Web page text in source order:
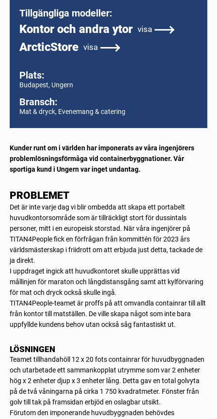
Tillgängliga modeller:
Kontor och andra ytor visa
ArcticStore visa
Plats:
Budapest, Ungern
Bransch:
Mat & dryck, Evenemang & catering
Kunder runt om i världen har imponerats av våra ingenjörers
problemlösningsförmåga vid containerbyggnationer. Vår
sportiga kund i Ungern var inget undantag.
PROBLEMET
Det är inte varje dag vi blir ombedda att skapa ett portabelt
huvudkontorsområde som är tillräckligt stort för dussintals
personer, mitt i en europeisk storstad. När våra ingenjörer på
TITAN4People fick en förfrågan från kommittén för 2023 års
världsmästerskap i friidrott om att erbjuda just detta, tackade de
ja direkt.
I uppdraget ingick att huvudkontoret skulle upprättas vid
mållinjen för maraton och långdistansgång samt att kylförvaring
för mat och dryck också skulle ingå.
TITAN4People-teamet är proffs på att omvandla containrar till allt
från kontor till matställen. De ville skapa något som inte bara
uppfyllde kundens behov utan också såg fantastiskt ut.
LÖSNINGEN
Teamet tillhandahöll 12 x 20 fots containrar för huvudbyggnaden
och utarbetade ett sammankopplat utrymme som var 2 enheter
hög x 2 enheter djup x 3 enheter lång. Detta gav en total golvyta
på de två våningarna på cirka 1 750 kvadratmeter. Fönster från
golv till tak på framsidan erbjöd en oslagbar utsikt.
Förutom den imponerande huvudbyggnaden behövdes